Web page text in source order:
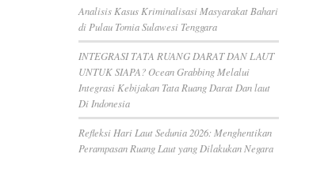
Analisis Kasus Kriminalisasi Masyarakat Bahari
di Pulau Tomia Sulawesi Tenggara
INTEGRASI TATA RUANG DARAT DAN LAUT
UNTUK SIAPA? Ocean Grabbing Melalui
Integrasi Kebijakan Tata Ruang Darat Dan laut
Di Indonesia
Refleksi Hari Laut Sedunia 2026: Menghentikan
Perampasan Ruang Laut yang Dilakukan Negara